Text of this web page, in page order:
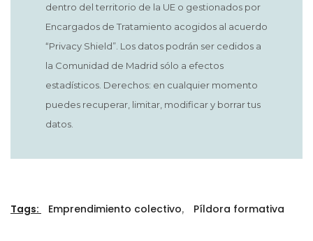
dentro del territorio de la UE o gestionados por
Encargados de Tratamiento acogidos al acuerdo
“Privacy Shield”. Los datos podrán ser cedidos a
la Comunidad de Madrid sólo a efectos
estadísticos. Derechos: en cualquier momento
puedes recuperar, limitar, modificar y borrar tus
datos.
Tags: Emprendimiento colectivo, Píldora formativa